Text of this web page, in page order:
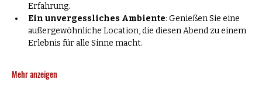
Erfahrung.
Ein unvergessliches Ambiente: Genießen Sie eine
außergewöhnliche Location, die diesen Abend zu einem
Erlebnis für alle Sinne macht.
Mehr anzeigen